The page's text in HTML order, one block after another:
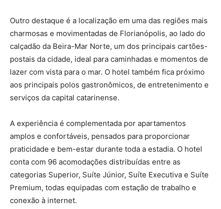
Outro destaque é a localização em uma das regiões mais
charmosas e movimentadas de Florianópolis, ao lado do
calçadão da Beira-Mar Norte, um dos principais cartões-
postais da cidade, ideal para caminhadas e momentos de
lazer com vista para o mar. O hotel também fica próximo
aos principais polos gastronômicos, de entretenimento e
serviços da capital catarinense.
A experiência é complementada por apartamentos
amplos e confortáveis, pensados para proporcionar
praticidade e bem-estar durante toda a estadia. O hotel
conta com 96 acomodações distribuídas entre as
categorias Superior, Suíte Júnior, Suíte Executiva e Suíte
Premium, todas equipadas com estação de trabalho e
conexão à internet.